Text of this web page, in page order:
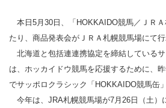
本日5月30日、「HOKKAIDO競馬／ＪＲ
たり、商品発表会がＪＲＡ札幌競馬場にて行
北海道と包括連連携協定を締結している
は、ホッカイドウ競馬を応援するために、
でサッポロクラシック「HOKKAIDO競馬缶
今年は、JRA札幌競馬場が7月26日（土）